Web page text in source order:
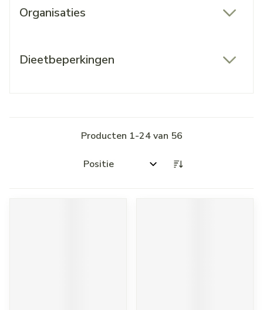
Organisaties
Dieetbeperkingen
Producten 1-24van 56
Sorteer op: